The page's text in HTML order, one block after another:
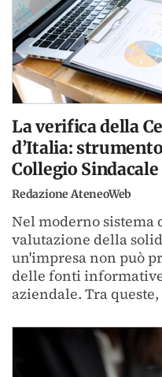
La verifica della
d’Italia:
Collegio Sindacale
Redazione AteneoWeb
Nel moderno
valutazione della
un'impresa non può
delle fonti
aziendale. Tra